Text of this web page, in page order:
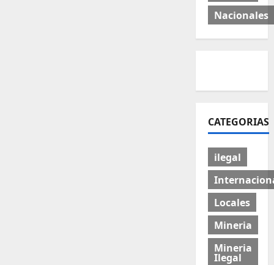
Nacionales
CATEGORIAS
ilegal
Locales
Mineria
Mineria
Ilegal